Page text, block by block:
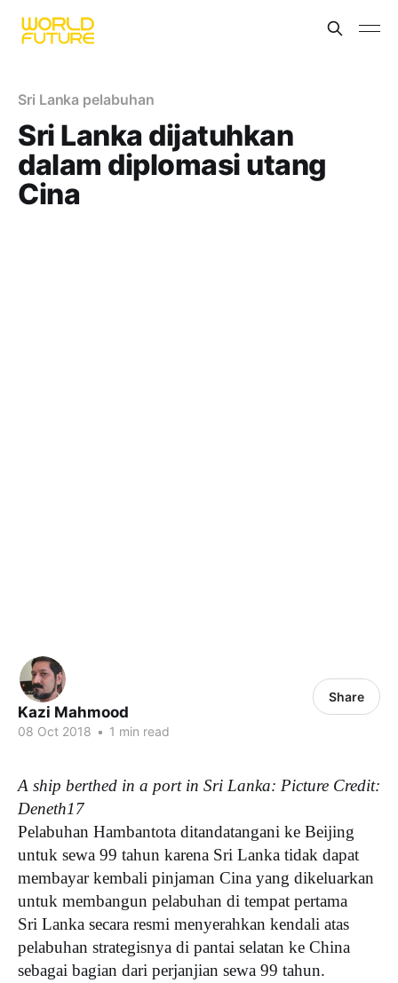
Sri Lanka pelabuhan
Sri Lanka dijatuhkan
dalam diplomasi utang
Cina
Kazi Mahmood
08 Oct 2018 • 1 min read
Share
A ship berthed in a port in Sri Lanka: Picture Credit:
Deneth17
Pelabuhan Hambantota ditandatangani ke Beijing
untuk sewa 99 tahun karena Sri Lanka tidak dapat
membayar kembali pinjaman Cina yang dikeluarkan
untuk membangun pelabuhan di tempat pertama
Sri Lanka secara resmi menyerahkan kendali atas
pelabuhan strategisnya di pantai selatan ke China
sebagai bagian dari perjanjian sewa 99 tahun.